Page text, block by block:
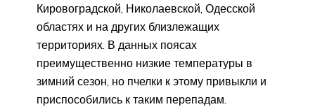
Кировоградской, Николаевской, Одесской
областях и на других близлежащих
территориях. В данных поясах
преимущественно низкие температуры в
зимний сезон, но пчелки к этому привыкли и
приспособились к таким перепадам.